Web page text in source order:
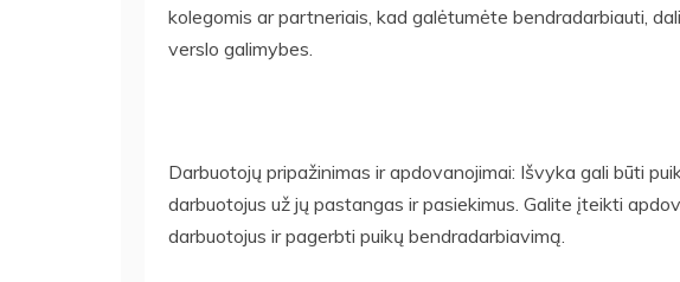
kolegomis ar partneriais, kad galėtumėte bendradarbiauti,
verslo galimybes.
Darbuotojų pripažinimas ir apdovanojimai: Išvyka gali būti
darbuotojus už jų pastangas ir pasiekimus. Galite įteikti
darbuotojus ir pagerbti puikų bendradarbiavimą.